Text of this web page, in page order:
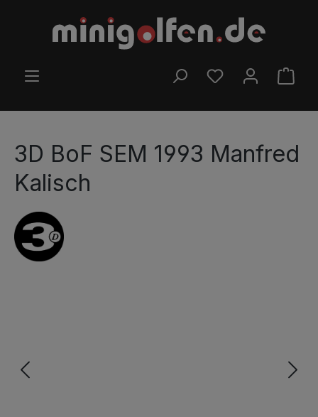
Ir para o conteúdo principal
TEM 0 ITENS DAO
3D BoF SEM 1993 Manfred
Kalisch